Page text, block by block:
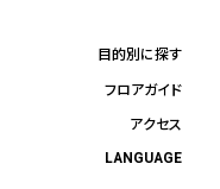
目的別に探す
フロアガイド
アクセス
LANGUAGE